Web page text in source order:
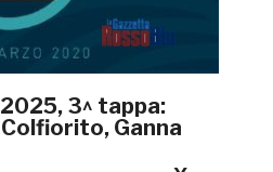
3^ tappa:
Ganna